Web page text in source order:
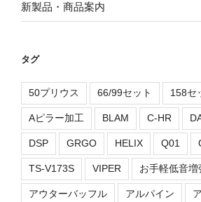
新製品・商品案内
タグ
50プリウス 66/99セット 158セ
Aピラー加工 BLAM C-HR
DSP GRGO HELIX Q01
TS-V173S VIPER お手軽低音増
アウターバッフル アルパイン